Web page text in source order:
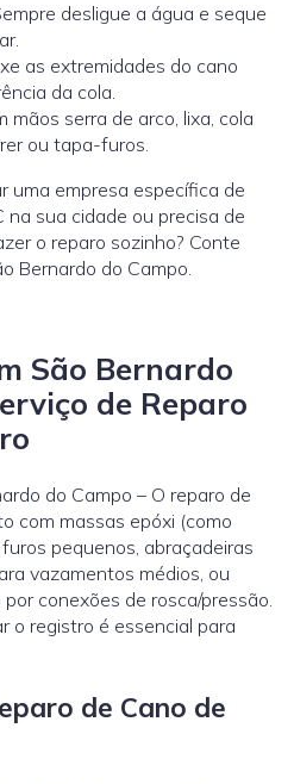
desligue a água e seque
as extremidades do cano
da cola.
mãos serra de arco, lixa, cola
ou tapa-furos.
uma empresa específica de
na sua cidade ou precisa de
o reparo sozinho? Conte
Bernardo do Campo.
São Bernardo
de Reparo
do Campo – O reparo de
com massas epóxi (como
pequenos, abraçadeiras
vazamentos médios, ou
conexões de rosca/pressão.
o registro é essencial para
de Cano de